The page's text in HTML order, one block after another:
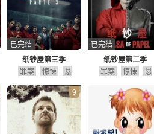
纸钞屋第三季
已完结
罪案 惊悚
悬
疑
动作
纸钞屋第二季
已完结
罪案 惊悚
悬
情
9